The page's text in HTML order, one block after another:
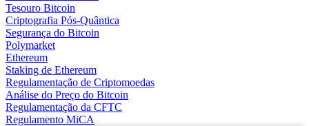
Tesouro Bitcoin
Criptografia Pós-Quântica
Segurança do Bitcoin
Polymarket
Ethereum
Staking de Ethereum
Regulamentação de Criptomoedas
Análise do Preço do Bitcoin
Regulamentação da CFTC
Regulamento MiCA